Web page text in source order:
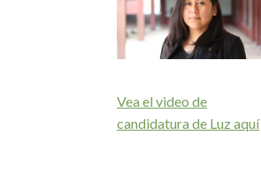
Vea el video de
candidatura de Luz aquí